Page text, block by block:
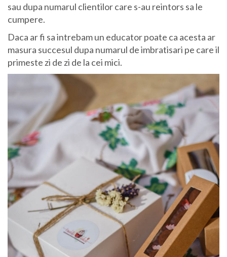
sau dupa numarul clientilor care s-au reintors sa le
cumpere.
Daca ar fi sa intrebam un educator poate ca acesta ar
masura succesul dupa numarul de imbratisari pe care il
primeste zi de zi de la cei mici.